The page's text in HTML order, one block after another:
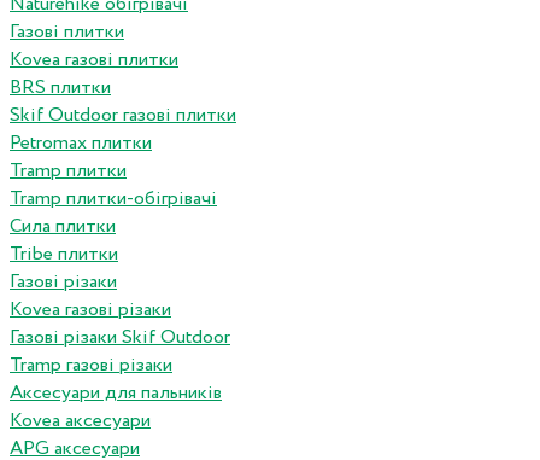
Газові плитки
Kovea газові плитки
BRS плитки
Skif Outdoor газові плитки
Petromax плитки
Tramp плитки
Tramp плитки-обігрівачі
Сила плитки
Tribe плитки
Газові різаки
Kovea газові різаки
Газові різаки Skif Outdoor
Tramp газові різаки
Аксесуари для пальників
Kovea аксесуари
APG аксесуари